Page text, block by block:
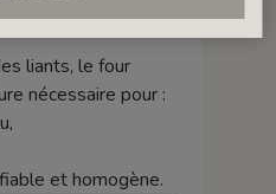
liants, le four
nécessaire pour :
et homogène.